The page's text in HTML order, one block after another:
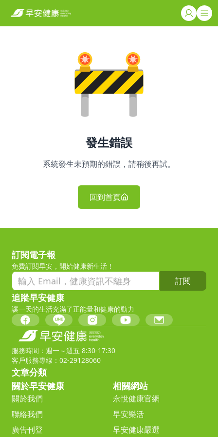
發生錯誤
系統發生未預期的錯誤，請稍後再試。
回到首頁
訂閱電子報
免費訂閱早安，開始健康新生活！
訂閱
追蹤早安健康
讓一天的生活充滿了正能量和健康的動力
服務時間：週一～週五 8:30-17:30
客戶服務專線：02-29128060
文章分類
關於早安健康
關於我們
聯絡我們
廣告刊登
相關網站
永悅健康官網
早安樂活
早安健康嚴選